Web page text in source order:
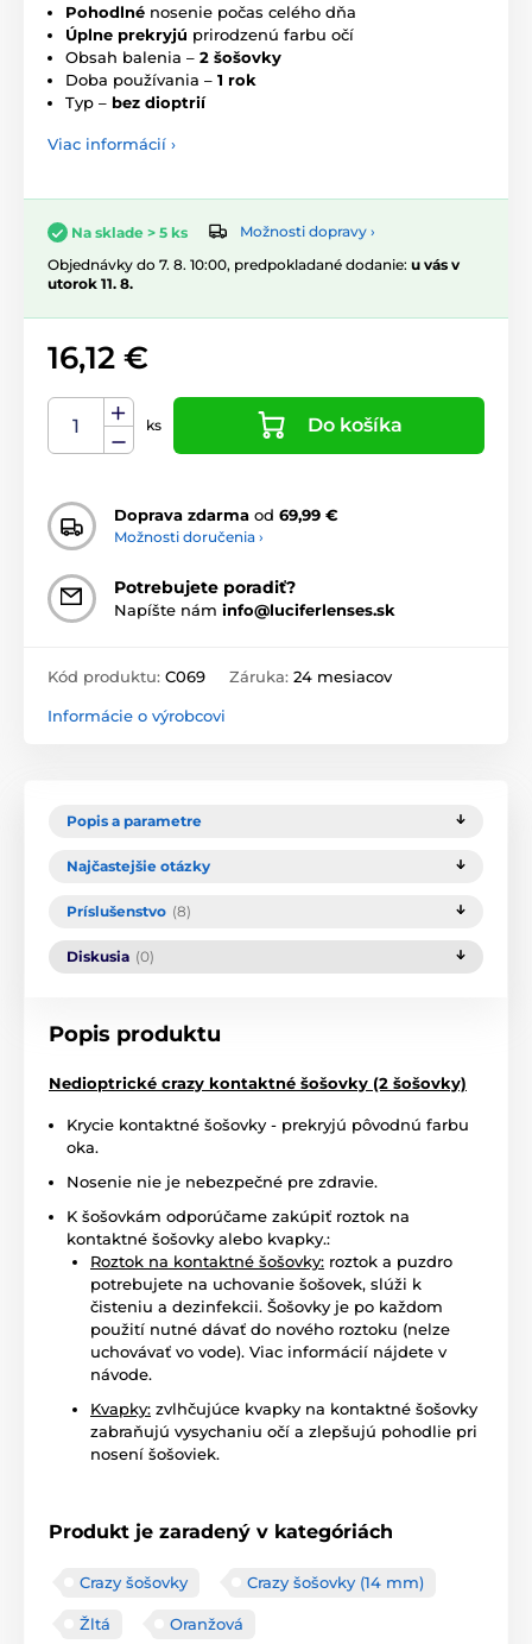
Pohodlné nosenie počas celého dňa
Úplne prekryjú prirodzenú farbu očí
Obsah balenia – 2 šošovky
Doba používania – 1 rok
Typ – bez dioptrií
Viac informácií ›
Na sklade > 5 ks
Možnosti dopravy ›
Objednávky do 7. 8. 10:00, predpokladané dodanie: u vás v
utorok 11. 8.
16,12 €
ks Do košíka
Doprava zdarma od 69,99 €
Možnosti doručenia ›
Potrebujete poradiť?
Napíšte nám info@luciferlenses.sk
Kód produktu: C069 Záruka: 24 mesiacov
Informácie o výrobcovi
Popis a parametre
Najčastejšie otázky
Príslušenstvo (8)
Diskusia (0)
Popis produktu
Nedioptrické crazy kontaktné šošovky (2 šošovky)
Krycie kontaktné šošovky - prekryjú pôvodnú farbu
oka.
Nosenie nie je nebezpečné pre zdravie.
K šošovkám odporúčame zakúpiť roztok na
kontaktné šošovky alebo kvapky.:
Roztok na kontaktné šošovky: roztok a puzdro
potrebujete na uchovanie šošovek, slúži k
čisteniu a dezinfekcii. Šošovky je po každom
použití nutné dávať do nového roztoku (nelze
uchovávať vo vode). Viac informácií nájdete v
návode.
Kvapky: zvlhčujúce kvapky na kontaktné šošovky
zabraňujú vysychaniu očí a zlepšujú pohodlie pri
nosení šošoviek.
Produkt je zaradený v kategóriách
Crazy šošovky Crazy šošovky (14 mm)
Žltá Oranžová